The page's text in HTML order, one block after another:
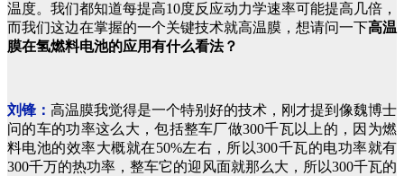
温度。我们都知道每提高10度反应动力学速率可能提高几倍，
而我们这边在掌握的一个关键技术就高温膜，想请问一下高温
膜在氢燃料电池的应用有什么看法？
刘锋： 高温膜我觉得是一个特别好的技术，刚才提到像魏博士
问的车的功率这么大，包括整车厂做300千瓦以上的，因为燃
料电池的效率大概就在50%左右，所以300千瓦的电功率就有
300千万的热功率，整车它的迎风面就那么大，所以300千瓦的